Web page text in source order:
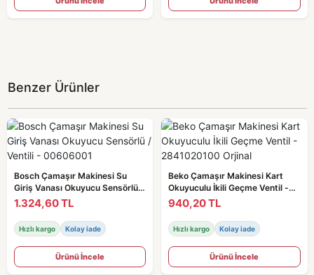
Benzer Ürünler
Bosch Çamaşır Makinesi Su
Giriş Vanası Okuyucu Sensörlü /
Ventili - 00606001
1.324,60 TL
Hızlı kargo Kolay iade
Ürünü İncele
Beko Çamaşır Makinesi Kart
Okuyuculu İkili Geçme Ventil -
2841020100 Orjinal
940,20 TL
Hızlı kargo Kolay iade
Ürünü İncele